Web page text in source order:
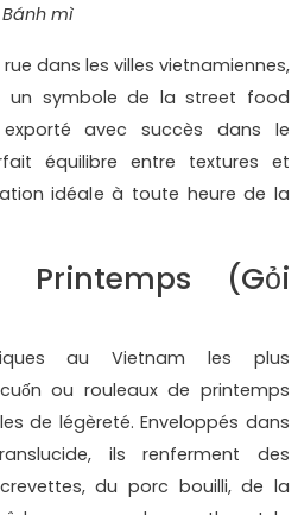
Bánh mì
dans les villes vietnamiennes,
un symbole de la street food
avec succès dans le
équilibre entre textures et
idéale à toute heure de la
Printemps (Gỏi
au Vietnam les plus
ou rouleaux de printemps
de légèreté. Enveloppés dans
ils renferment des
du porc bouilli, de la